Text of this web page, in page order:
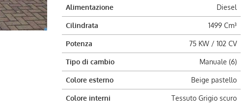
Alimentazione Diesel
Cilindrata 1499 Cm³
Potenza 75 KW / 102 CV
Tipo di cambio Manuale (6)
Colore esterno Beige pastello
Colore interni Tessuto Grigio scuro